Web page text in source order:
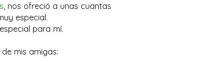
, nos ofreció a unas cuantas
especial.
para mí.
mis amigas: